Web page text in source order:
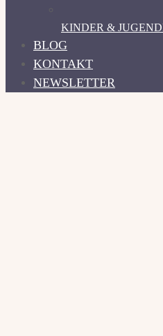
KINDER &
BLOG
KONTAKT
NEWSLETTER